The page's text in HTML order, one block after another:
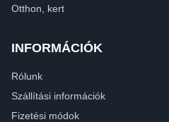
Otthon, kert
INFORMÁCIÓK
Rólunk
Szállítási információk
Fizetési módok